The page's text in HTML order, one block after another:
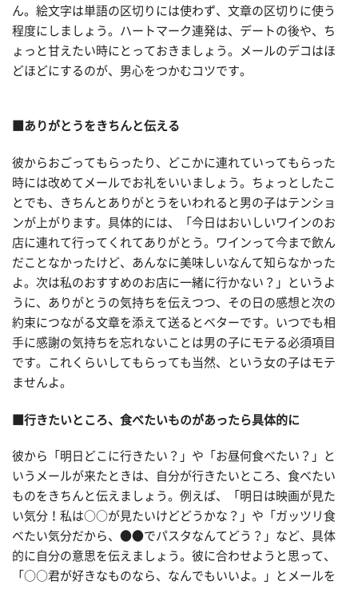
ん。絵文字は単語の区切りには使わず、文章の区切りに使う
程度にしましょう。ハートマーク連発は、デートの後や、ち
ょっと甘えたい時にとっておきましょう。メールのデコはほ
どほどにするのが、男心をつかむコツです。
■ありがとうをきちんと伝える
彼からおごってもらったり、どこかに連れていってもらった
時には改めてメールでお礼をいいましょう。ちょっとしたこ
とでも、きちんとありがとうをいわれると男の子はテンショ
ンが上がります。具体的には、「今日はおいしいワインのお
店に連れて行ってくれてありがとう。ワインって今まで飲ん
だことなかったけど、あんなに美味しいなんて知らなかった
よ。次は私のおすすめのお店に一緒に行かない？」というよ
うに、ありがとうの気持ちを伝えつつ、その日の感想と次の
約束につながる文章を添えて送るとベターです。いつでも相
手に感謝の気持ちを忘れないことは男の子にモテる必須項目
です。これくらいしてもらっても当然、という女の子はモテ
ませんよ。
■行きたいところ、食べたいものがあったら具体的に
彼から「明日どこに行きたい？」や「お昼何食べたい？」と
いうメールが来たときは、自分が行きたいところ、食べたい
ものをきちんと伝えましょう。例えば、「明日は映画が見た
い気分！私は○○が見たいけどどうかな？」や「ガッツリ食
べたい気分だから、●●でパスタなんてどう？」など、具体
的に自分の意思を伝えましょう。彼に合わせようと思って、
「○○君が好きなものなら、なんでもいいよ。」とメールを